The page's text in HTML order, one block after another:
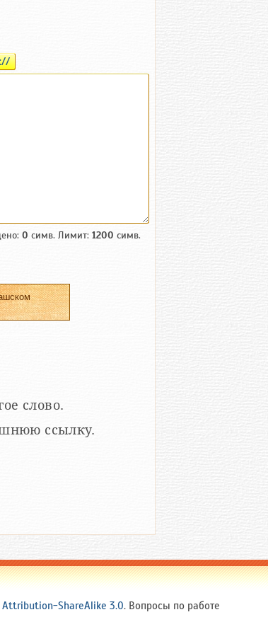
0 симв. Лимит: 1200 симв.
слово.
ссылку.
Attribution-ShareAlike 3.0. Вопросы по работе